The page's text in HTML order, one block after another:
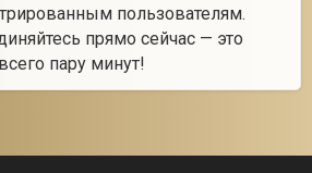
пользователям.
прямо сейчас — это
пару минут!